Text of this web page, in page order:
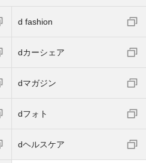
d fashion
dカーシェア
dマガジン
dフォト
dヘルスケア